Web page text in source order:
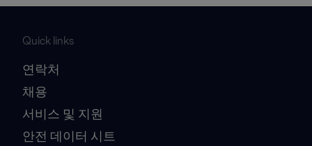
Quick links
연락처
채용
서비스 및 지원
안전 데이터 시트